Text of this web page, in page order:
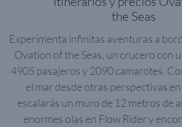
the Seas
Experimenta infinitas aventuras a
Ovation of the Seas, un crucero con
4905 pasajeros y 2090 camarotes.
el mar desde otras perspectivas
escalarás un muro de 12 metros de
enormes olas en Flow Rider y